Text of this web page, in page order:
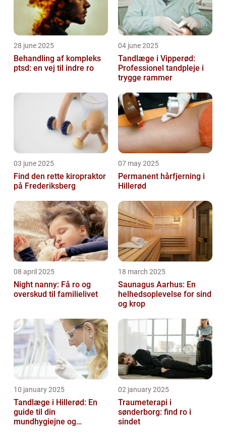
28 june 2025
Behandling af kompleks
ptsd: en vej til indre ro
04 june 2025
Tandlæge i Vipperød:
Professionel tandpleje i
trygge rammer
03 june 2025
Find den rette kiropraktor
på Frederiksberg
07 may 2025
Permanent hårfjerning i
Hillerød
08 april 2025
Night nanny: Få ro og
overskud til familielivet
18 march 2025
Saunagus Aarhus: En
helhedsoplevelse for sind
og krop
10 january 2025
Tandlæge i Hillerød: En
guide til din
mundhygiejne og
02 january 2025
Traumeterapi i
sønderborg: find ro i
sindet